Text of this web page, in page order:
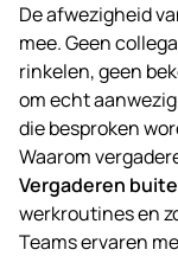
De afwezigheid
mee. Geen
rinkelen, geen
om echt
die besproken
Waarom
Vergaderen
werkroutines en
Teams ervaren